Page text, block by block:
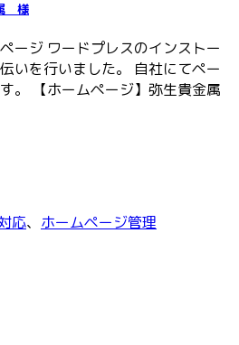
様
ジ ワードプレスのインストー
いを行いました。 自社にてペー
。 【ホームページ】弥生貴金属
応、 ホームページ管理